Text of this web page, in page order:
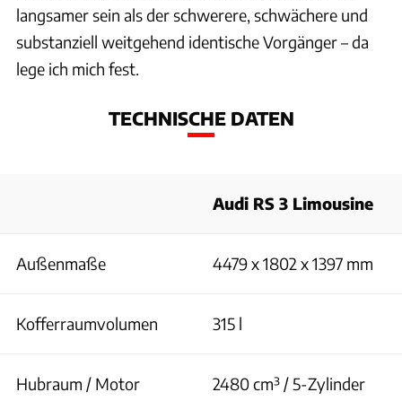
langsamer sein als der schwerere, schwächere und
substanziell weitgehend identische Vorgänger – da
lege ich mich fest.
TECHNISCHE DATEN
Audi RS 3 Limousine
Außenmaße 4479 x 1802 x 1397 mm
Kofferraumvolumen 315 l
Hubraum / Motor 2480 cm³ / 5-Zylinder